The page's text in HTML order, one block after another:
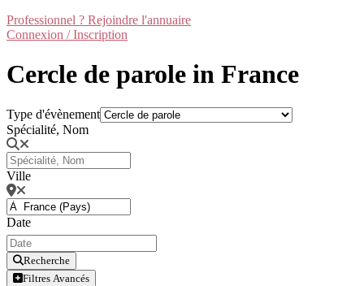
Professionnel ? Rejoindre l'annuaire
Connexion / Inscription
Cercle de parole in France
Type d'évènement
Spécialité, Nom
Ville
Date
Recherche
Filtres Avancés